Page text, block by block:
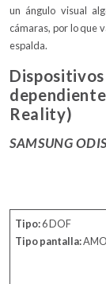
un ángulo visual
cámaras, por lo que
espalda.
Reality)
SAMSUNG
Tipo:6 DOF
Tipo pantalla: